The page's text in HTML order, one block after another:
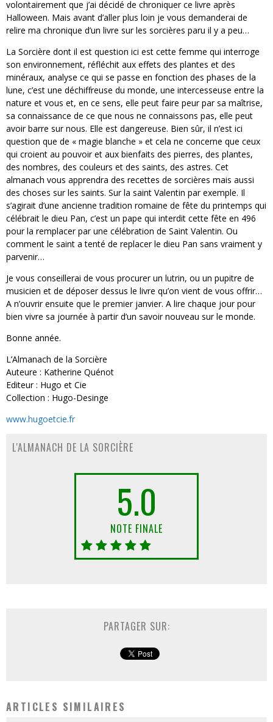
volontairement que j’ai décidé de chroniquer ce livre après
Halloween. Mais avant d’aller plus loin je vous demanderai de
relire ma chronique d’un livre sur les sorcières paru il y a peu…
La Sorcière dont il est question ici est cette femme qui interroge
son environnement, réfléchit aux effets des plantes et des
minéraux, analyse ce qui se passe en fonction des phases de la
lune, c’est une déchiffreuse du monde, une intercesseuse entre la
nature et vous et, en ce sens, elle peut faire peur par sa maîtrise,
sa connaissance de ce que nous ne connaissons pas, elle peut
avoir barre sur nous. Elle est dangereuse. Bien sûr, il n’est ici
question que de « magie blanche » et cela ne concerne que ceux
qui croient au pouvoir et aux bienfaits des pierres, des plantes,
des nombres, des couleurs et des saints, des astres. Cet
almanach vous apprendra des recettes de sorcières mais aussi
des choses sur les saints. Sur la saint Valentin par exemple. Il
s’agirait d’une ancienne tradition romaine de fête du printemps qui
célébrait le dieu Pan, c’est un pape qui interdit cette fête en 496
pour la remplacer par une célébration de Saint Valentin. Ou
comment le saint a tenté de replacer le dieu Pan sans vraiment y
parvenir…
Je vous conseillerai de vous procurer un lutrin, ou un pupitre de
musicien et de déposer dessus le livre qu’on vient de vous offrir…
A n’ouvrir ensuite que le premier janvier. A lire chaque jour pour
bien vivre sa journée à partir d’un savoir nouveau sur le monde.
Bonne année.
L’Almanach de la Sorcière
Auteure : Katherine Quénot
Editeur : Hugo et Cie
Collection : Hugo-Desinge
www.hugoetcie.fr
L'ALMANACH DE LA SORCIÈRE
5.0
NOTE FINALE
PARTAGER SUR:
ARTICLES SIMILAIRES